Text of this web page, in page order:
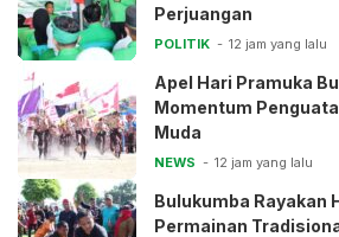
Perjuangan
POLITIK 12 jam yang lalu
Apel Hari Pramuka
Momentum
Muda
NEWS 12 jam yang lalu
Bulukumba Rayakan
Permainan